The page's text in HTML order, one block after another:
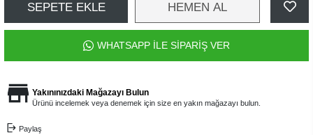
SEPETE EKLE HEMEN AL
WHATSAPP İLE SİPARİŞ VER
Yakınınızdaki Mağazayı Bulun
Ürünü incelemek veya denemek için size en yakın mağazayı bulun.
Paylaş